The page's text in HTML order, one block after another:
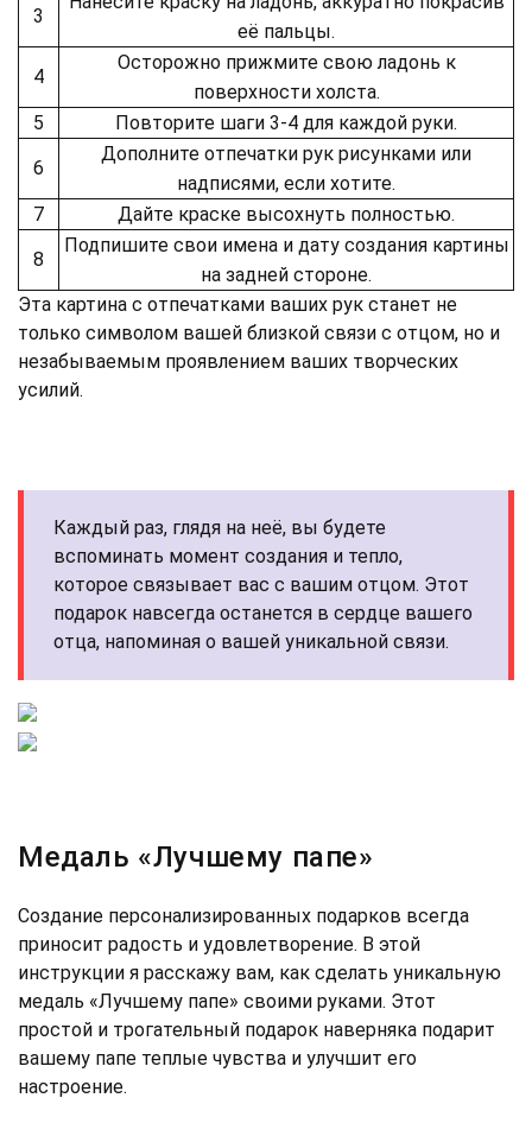
3
её пальцы.
4
Осторожно прижмите свою ладонь к
поверхности холста.
5
Повторите шаги 3-4 для каждой руки.
6
Дополните отпечатки рук рисунками или
надписями, если хотите.
7
Дайте краске высохнуть полностью.
8
Подпишите свои имена и дату создания картины
на задней стороне.
Эта картина с отпечатками ваших рук станет не
только символом вашей близкой связи с отцом, но и
незабываемым проявлением ваших творческих
усилий.
Каждый раз, глядя на неё, вы будете
вспоминать момент создания и тепло,
которое связывает вас с вашим отцом. Этот
подарок навсегда останется в сердце вашего
отца, напоминая о вашей уникальной связи.
Медаль «Лучшему папе»
Создание персонализированных подарков всегда
приносит радость и удовлетворение. В этой
инструкции я расскажу вам, как сделать уникальную
медаль «Лучшему папе» своими руками. Этот
простой и трогательный подарок наверняка подарит
вашему папе теплые чувства и улучшит его
настроение.